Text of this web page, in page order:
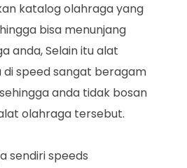
katalog olahraga yang
bisa menunjang
anda, Selain itu alat
speed sangat beragam
anda tidak bosan
olahraga tersebut.
sendiri speeds